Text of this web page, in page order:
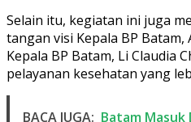
Selain itu, kegiatan ini juga
tangan visi Kepala BP Batam,
Kepala BP Batam, Li Claudia
pelayanan kesehatan yang
BACA JUGA: Batam